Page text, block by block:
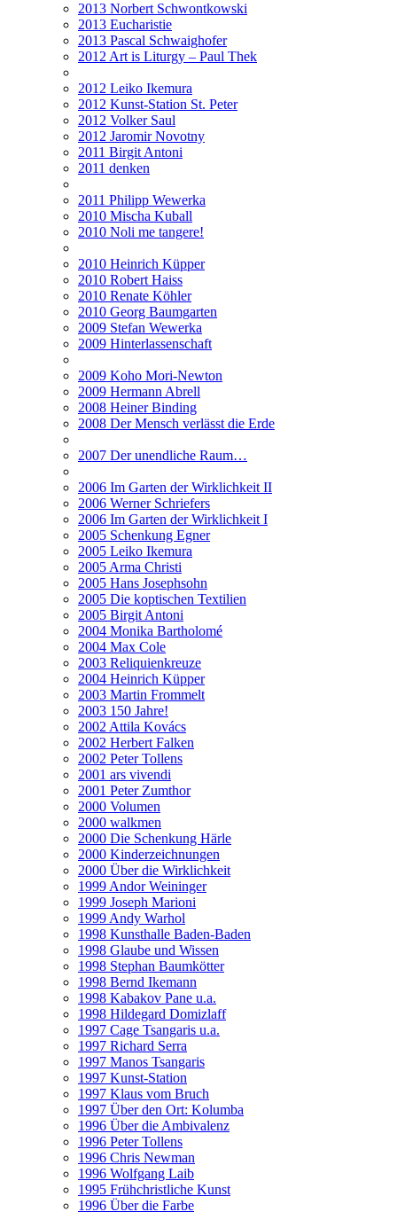
2013 Norbert Schwontkowski
2013 Eucharistie
2013 Pascal Schwaighofer
2012 Art is Liturgy – Paul Thek
2012 Leiko Ikemura
2012 Kunst-Station St. Peter
2012 Volker Saul
2012 Jaromir Novotny
2011 Birgit Antoni
2011 denken
2011 Philipp Wewerka
2010 Mischa Kuball
2010 Noli me tangere!
2010 Heinrich Küpper
2010 Robert Haiss
2010 Renate Köhler
2010 Georg Baumgarten
2009 Stefan Wewerka
2009 Hinterlassenschaft
2009 Koho Mori-Newton
2009 Hermann Abrell
2008 Heiner Binding
2008 Der Mensch verlässt die Erde
2007 Der unendliche Raum…
2006 Im Garten der Wirklichkeit II
2006 Werner Schriefers
2006 Im Garten der Wirklichkeit I
2005 Schenkung Egner
2005 Leiko Ikemura
2005 Arma Christi
2005 Hans Josephsohn
2005 Die koptischen Textilien
2005 Birgit Antoni
2004 Monika Bartholomé
2004 Max Cole
2003 Reliquienkreuze
2004 Heinrich Küpper
2003 Martin Frommelt
2003 150 Jahre!
2002 Attila Kovács
2002 Herbert Falken
2002 Peter Tollens
2001 ars vivendi
2001 Peter Zumthor
2000 Volumen
2000 walkmen
2000 Die Schenkung Härle
2000 Kinderzeichnungen
2000 Über die Wirklichkeit
1999 Andor Weininger
1999 Joseph Marioni
1999 Andy Warhol
1998 Kunsthalle Baden-Baden
1998 Glaube und Wissen
1998 Stephan Baumkötter
1998 Bernd Ikemann
1998 Kabakov Pane u.a.
1998 Hildegard Domizlaff
1997 Cage Tsangaris u.a.
1997 Richard Serra
1997 Manos Tsangaris
1997 Kunst-Station
1997 Klaus vom Bruch
1997 Über den Ort: Kolumba
1996 Über die Ambivalenz
1996 Peter Tollens
1996 Chris Newman
1996 Wolfgang Laib
1995 Frühchristliche Kunst
1996 Über die Farbe